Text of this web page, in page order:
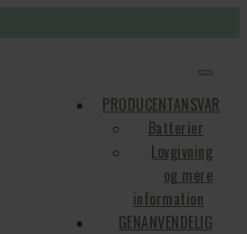
PRODUCENTANSVAR
Batterier
Lovgivning
og mere
information
GENANVENDELIG